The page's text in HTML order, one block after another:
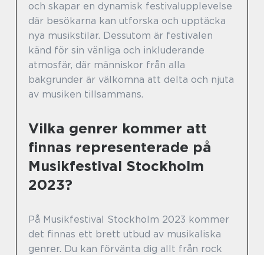
och skapar en dynamisk festivalupplevelse
där besökarna kan utforska och upptäcka
nya musikstilar. Dessutom är festivalen
känd för sin vänliga och inkluderande
atmosfär, där människor från alla
bakgrunder är välkomna att delta och njuta
av musiken tillsammans.
Vilka genrer kommer att
finnas representerade på
Musikfestival Stockholm
2023?
På Musikfestival Stockholm 2023 kommer
det finnas ett brett utbud av musikaliska
genrer. Du kan förvänta dig allt från rock